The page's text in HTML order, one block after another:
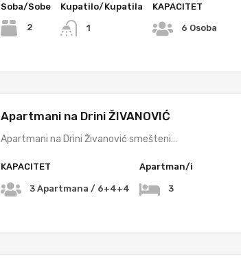
Soba/Sobe
2
Kupatilo/Kupatila
1
KAPACITET
6 Osoba
Apartmani na Drini ŽIVANOVIĆ
Apartmani na Drini Živanović smešteni…
KAPACITET
3 Apartmana / 6+4+4
Apartman/i
3